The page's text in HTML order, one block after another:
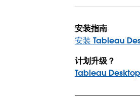
安装指南
安装 Tableau
计划升级？
Tableau